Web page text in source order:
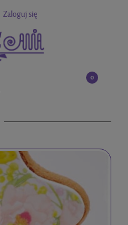
Zaloguj się